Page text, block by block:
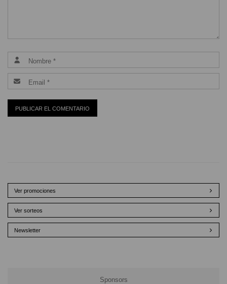
Ver promociones
Ver sorteos
Newsletter